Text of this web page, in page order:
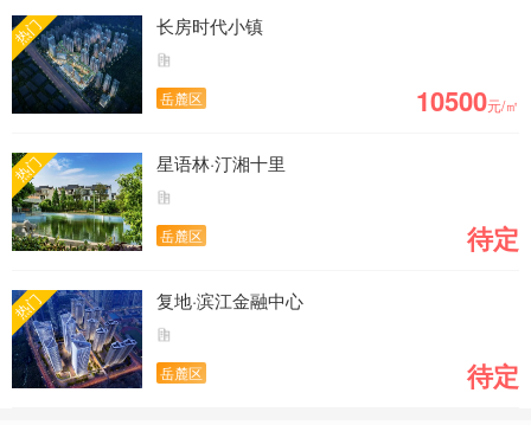
降息！事关房贷！
长沙市住房公积金关于调整我市新建商品房住房公
积金最高贷款额度的通知
热门 长房时代小镇
岳麓区 10500元/㎡
热门 星语林·汀湘十里
岳麓区 待定
热门 复地·滨江金融中心
岳麓区 待定